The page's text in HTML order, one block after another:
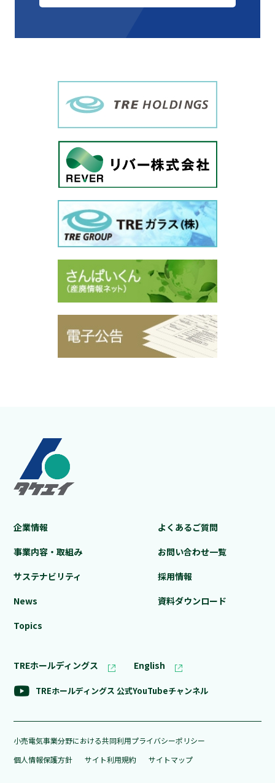
企業情報
事業内容・取組み
サステナビリティ
News
Topics
よくあるご質問
お問い合わせ⼀覧
採⽤情報
資料ダウンロード
TREホールディングス English
TREホールディングス 公式YouTubeチャンネル
小売電気事業分野における共同利用プライバシーポリシー
個人情報保護方針
サイト利用規約 サイトマップ